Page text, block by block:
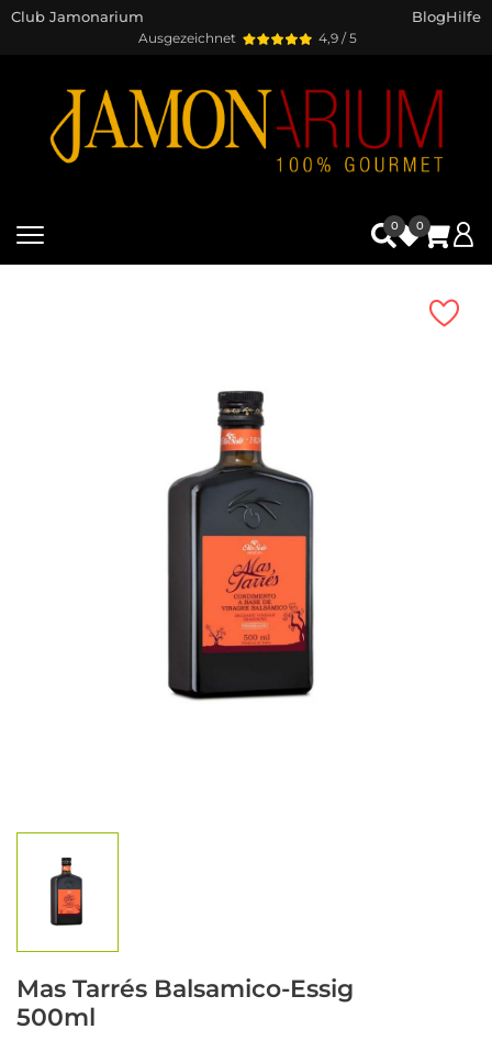
Ausgezeichnet 4,9 / 5
Club Jamonarium BlogHilfe
0 0
Mas Tarrés Balsamico-Essig
500ml